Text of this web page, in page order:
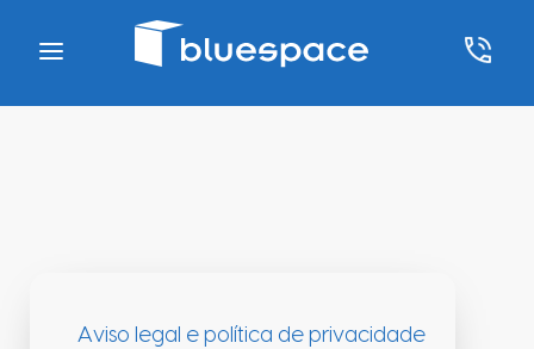
Aviso legal e política de privacidade